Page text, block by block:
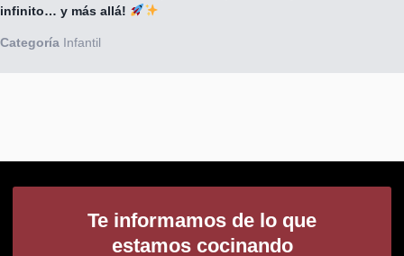
infinito… y más allá!
Categoría Infantil
Te informamos de lo que
estamos cocinando